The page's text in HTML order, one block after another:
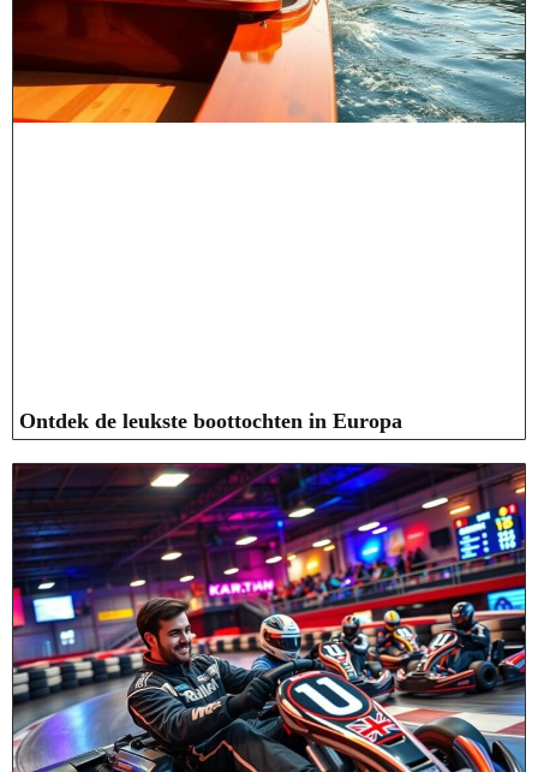
Ontdek de leukste boottochten in Europa